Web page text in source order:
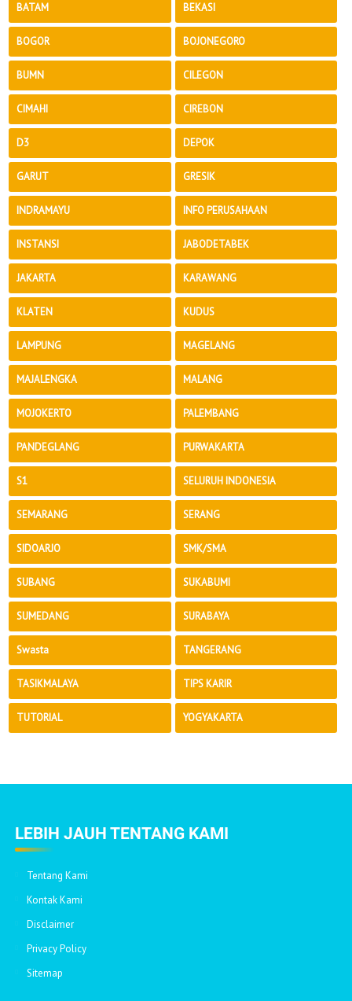
BATAM BEKASI
BOGOR BOJONEGORO
BUMN CILEGON
CIMAHI CIREBON
D3 DEPOK
GARUT GRESIK
INDRAMAYU INFO PERUSAHAAN
INSTANSI JABODETABEK
JAKARTA KARAWANG
KLATEN KUDUS
LAMPUNG MAGELANG
MAJALENGKA MALANG
MOJOKERTO PALEMBANG
PANDEGLANG PURWAKARTA
S1 SELURUH INDONESIA
SEMARANG SERANG
SIDOARJO SMK/SMA
SUBANG SUKABUMI
SUMEDANG SURABAYA
Swasta TANGERANG
TASIKMALAYA TIPS KARIR
TUTORIAL YOGYAKARTA
LEBIH JAUH TENTANG KAMI
Tentang Kami
Kontak Kami
Disclaimer
Privacy Policy
Sitemap